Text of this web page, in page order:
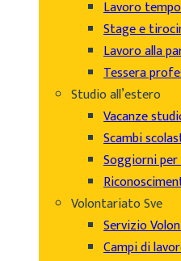
Lavoro
Stage e
Lavoro alla
Tessera
Studio all’estero
Vacanze
Scambi
Soggiorni
Volontariato Sve
Servizio
Campi di